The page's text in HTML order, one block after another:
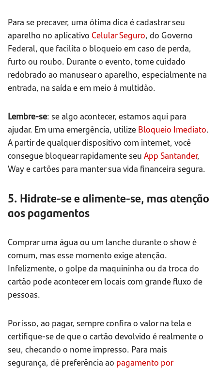
Para se precaver, uma ótima dica é cadastrar seu
aparelho no aplicativo Celular Seguro, do Governo
Federal, que facilita o bloqueio em caso de perda,
furto ou roubo. Durante o evento, tome cuidado
redobrado ao manusear o aparelho, especialmente na
entrada, na saída e em meio à multidão.
Lembre-se: se algo acontecer, estamos aqui para
ajudar. Em uma emergência, utilize Bloqueio Imediato.
A partir de qualquer dispositivo com internet, você
consegue bloquear rapidamente seu App Santander,
Way e cartões para manter sua vida financeira segura.
5. Hidrate-se e alimente-se, mas atenção
aos pagamentos
Comprar uma água ou um lanche durante o show é
comum, mas esse momento exige atenção.
Infelizmente, o golpe da maquininha ou da troca do
cartão pode acontecer em locais com grande fluxo de
pessoas.
Por isso, ao pagar, sempre confira o valor na tela e
certifique-se de que o cartão devolvido é realmente o
seu, checando o nome impresso. Para mais
segurança, dê preferência ao pagamento por